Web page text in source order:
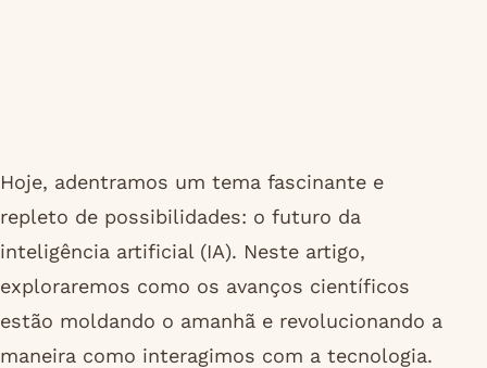
Hoje, adentramos um tema fascinante e
repleto de possibilidades: o futuro da
inteligência artificial (IA). Neste artigo,
exploraremos como os avanços científicos
estão moldando o amanhã e revolucionando a
maneira como interagimos com a tecnologia.